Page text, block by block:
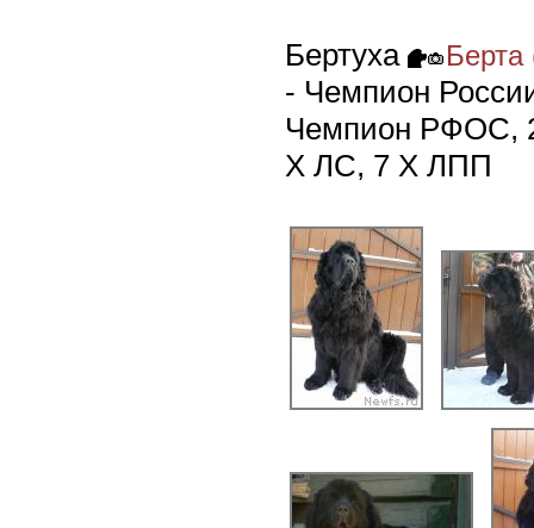
Бертуха Берта
- Чемпион
Чемпион РФОС,
Х ЛС, 7 Х ЛПП